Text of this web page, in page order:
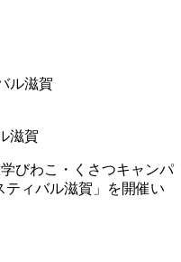
滋賀
びわこ・くさつキャンパ
ティバル滋賀」を開催い